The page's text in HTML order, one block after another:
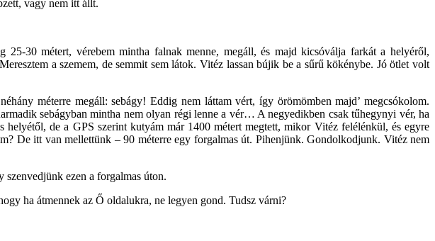
vagy nem itt állt.
30 métert, vérebem mintha falnak menne, megáll, és majd kicsóválja farkát a helyéről,
a szemem, de semmit sem látok. Vitéz lassan bújik be a sűrű kökénybe. Jó ötlet volt
méterre megáll: sebágy! Eddig nem láttam vért, így örömömben majd’ megcsókolom.
sebágyban mintha nem olyan régi lenne a vér… A negyedikben csak tűhegynyi vér, ha
de a GPS szerint kutyám már 1400 métert megtett, mikor Vitéz felélénkül, és egyre
De itt van mellettünk – 90 méterre egy forgalmas út. Pihenjünk. Gondolkodjunk. Vitéz nem
ezen a forgalmas úton.
ha átmennek az Ő oldalukra, ne legyen gond. Tudsz várni?